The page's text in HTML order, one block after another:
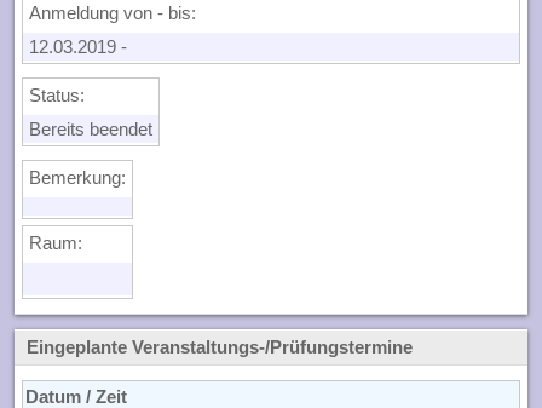
Anmeldung von - bis:
12.03.2019 -
Status:
Bereits beendet
Bemerkung:
Raum:
Eingeplante Veranstaltungs-/Prüfungstermine
Datum / Zeit